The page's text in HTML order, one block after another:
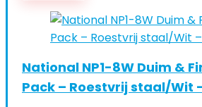
National NP1-8W Duim &
Pack – Roestvrij staal/Wit